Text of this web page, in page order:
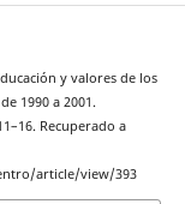
y valores de los
1990 a 2001.
Recuperado a
article/view/393